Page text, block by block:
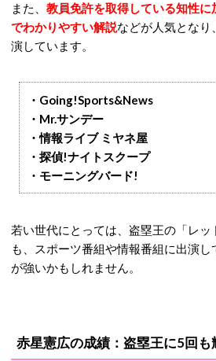
また、 教員免許を取得している知性
でわかりやすい解説などが人気となり
演しています。
・Going!Sports&News
・Mr.サンデー
・情報ライブ ミヤネ屋
・探偵!ナイトスクープ
・モーニングバード!
若い世代にとっては、盗塁王の「レッ
も、スポーツ番組や情報番組に出演
が強いかもしれません。
赤星憲広の成績：盗塁王に5回も